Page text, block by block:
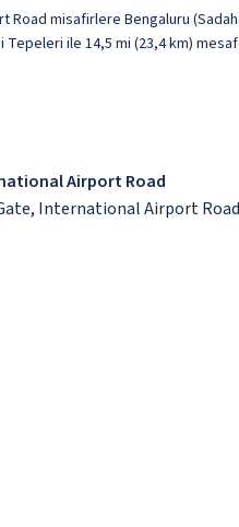
misafirlere Bengaluru
Tepeleri ile 14,5 mi (23,4 km)
Airport Road
International Airport